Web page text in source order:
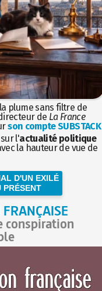
la plume sans filtre de
de La France
son compte SUBSTACK
l'actualité politique
la hauteur de vue de
D'UN EXILÉ
PRÉSENT
conspiration